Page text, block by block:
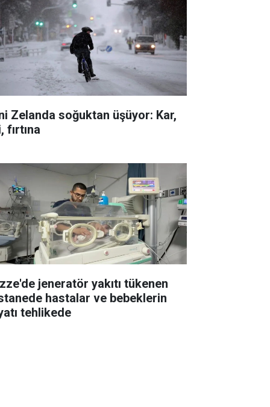
Zelanda soğuktan üşüyor: Kar,
fırtına
jeneratör yakıtı tükenen
hastalar ve bebeklerin
tehlikede